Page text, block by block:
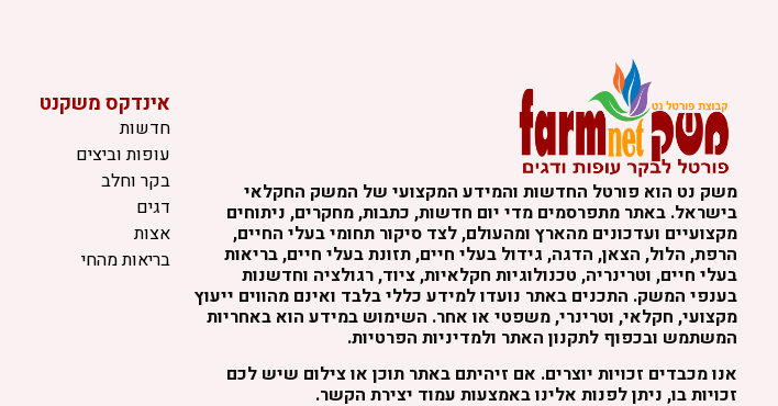
משק נט הוא פורטל החדשות והמידע המקצועי של המשק החקלאי
בישראל. באתר מתפרסמים מדי יום חדשות, כתבות, מחקרים, ניתוחים
מקצועיים ועדכונים מהארץ ומהעולם, לצד סיקור תחומי בעלי החיים,
הרפת, הלול, הצאן, הדגה, גידול בעלי חיים, תזונת בעלי חיים, בריאות
בעלי חיים, וטרינריה, טכנולוגיות חקלאיות, ציוד, רגולציה וחדשנות
בענפי המשק. התכנים באתר נועדו למידע כללי בלבד ואינם מהווים ייעוץ
מקצועי, חקלאי, וטרינרי, משפטי או אחר. השימוש במידע הוא באחריות
המשתמש ובכפוף לתקנון האתר ולמדיניות הפרטיות.
אנו מכבדים זכויות יוצרים. אם זיהיתם באתר תוכן או צילום שיש לכם
זכויות בו, ניתן לפנות אלינו באמצעות עמוד יצירת הקשר.
אינדקס משקנט
חדשות
עופות וביצים
בקר וחלב
דגים
אצות
בריאות מהחי